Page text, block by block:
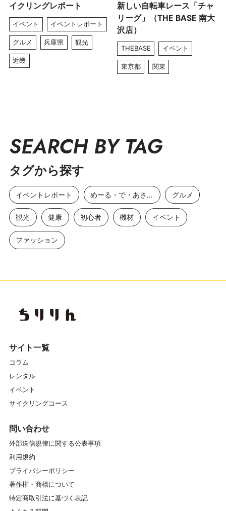
イクリングレポート
イベント イベントレポート
グルメ 兵庫県 観光
近畿
新しい自転車レース「チャ
リーグ」（THE BASE 南大
沢店）
THEBASE イベント
東京都 関東
SEARCH BY TAG
タグから探す
イベントレポート めーる・で・あさひ グルメ
観光 健康 初心者 機材 イベント
ファッション
サイト一覧
コラム
レンタル
イベント
サイクリングコース
問い合わせ
外部送信規律に関する公表事項
利用規約
プライバシーポリシー
著作権・商標について
特定商取引法に基づく表記